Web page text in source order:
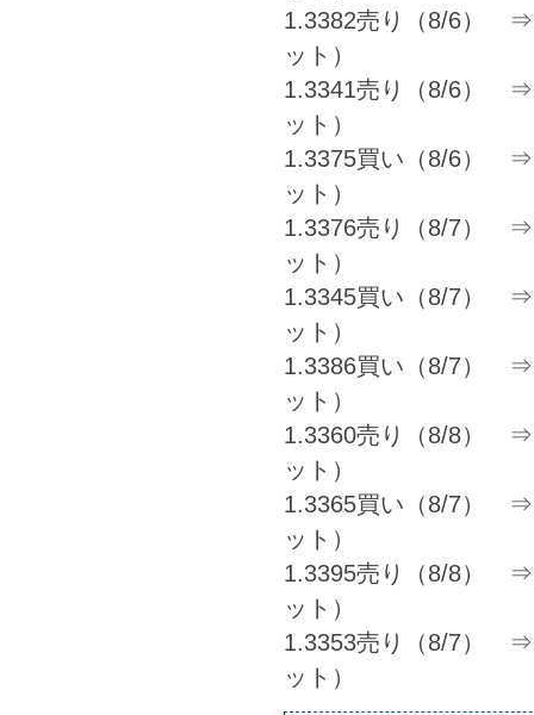
1.3382売り（8/6） ⇒
ット）
1.3341売り（8/6） ⇒
ット）
1.3375買い（8/6） ⇒
ット）
1.3376売り（8/7） ⇒
ット）
1.3345買い（8/7） ⇒
ット）
1.3386買い（8/7） ⇒
ット）
1.3360売り（8/8） ⇒
ット）
1.3365買い（8/7） ⇒
ット）
1.3395売り（8/8） ⇒
ット）
1.3353売り（8/7） ⇒
ット）